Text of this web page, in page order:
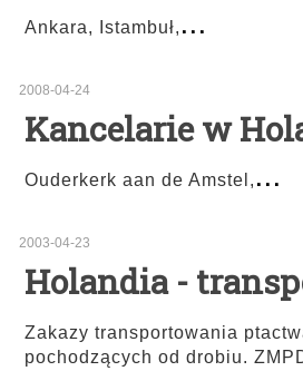
Ankara, Istambuł, ...
2008-04-24
Kancelarie w
Ouderkerk aan de Amstel, ...
2003-04-23
Holandia -
Zakazy transportowania
pochodzących od drobiu.